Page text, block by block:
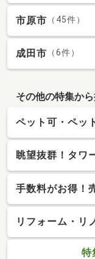
市原市 （45件）
成田市 （6件）
その他の特集か
ペット可・ペッ
眺望抜群！タワ
手数料がお得！
リフォーム・リ
特